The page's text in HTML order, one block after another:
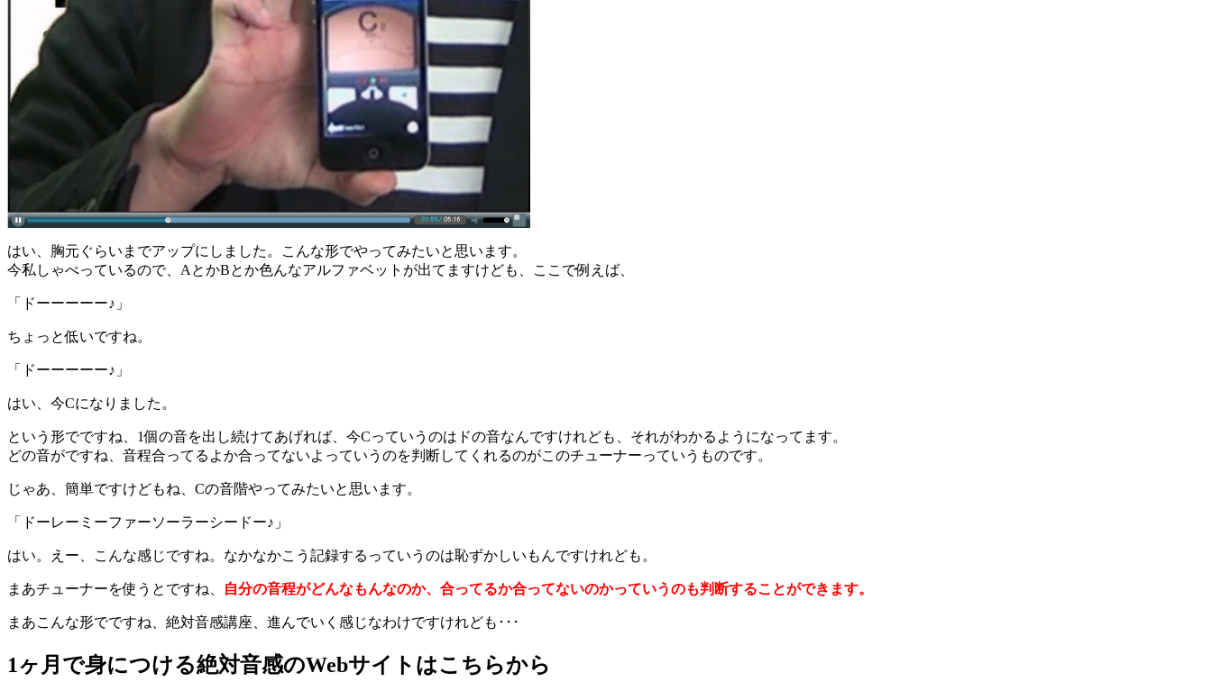
はい、胸元ぐらいまでアップにしました。こんな形でやってみたいと思います。
今私しゃべっているので、AとかBとか色んなアルファベットが出てますけども、ここで例えば、
「ドーーーーー♪」
ちょっと低いですね。
「ドーーーーー♪」
はい、今Cになりました。
という形でですね、1個の音を出し続けてあげれば、今Cっていうのはドの音なんですけれども、それがわかるようになってます。
どの音がですね、音程合ってるよか合ってないよっていうのを判断してくれるのがこのチューナーっていうものです。
じゃあ、簡単ですけどもね、Cの音階やってみたいと思います。
「ドーレーミーファーソーラーシードー♪」
はい。えー、こんな感じですね。なかなかこう記録するっていうのは恥ずかしいもんですけれども。
まあチューナーを使うとですね、 自分の音程がどんなもんなのか、合ってるか合ってないのかっていうのも判断することができます。
まあこんな形でですね、絶対音感講座、進んでいく感じなわけですけれども･･･
1ヶ月で身につける絶対音感のWebサイトはこちらから